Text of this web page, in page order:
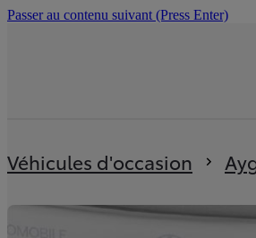
Passer au contenu suivant (Press Enter)
Véhicules d'occasion